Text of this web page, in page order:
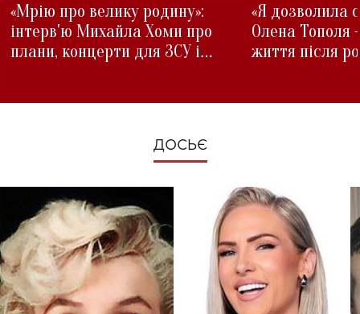
«Мрію про велику родину»:
інтерв'ю Михайла Хоми про
плани, концерти для ЗСУ і
«Я дозволила
Олена Тополя
життя після
ДОСЬЄ